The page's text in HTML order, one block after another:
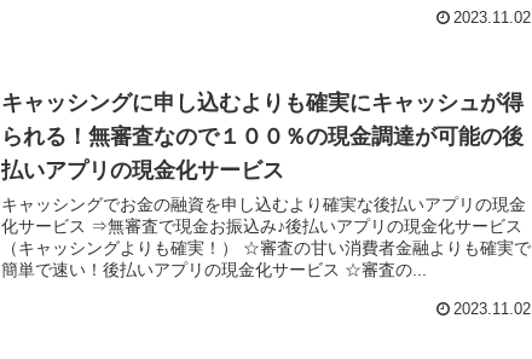
2023.11.02
キャッシングに申し込むよりも確実にキャッシュが得
られる！無審査なので１００％の現金調達が可能の後
払いアプリの現金化サービス
キャッシングでお金の融資を申し込むより確実な後払いアプリの現金
化サービス ⇒無審査で現金お振込み♪後払いアプリの現金化サービス
（キャッシングよりも確実！） ☆審査の甘い消費者金融よりも確実で
簡単で速い！後払いアプリの現金化サービス ☆審査の...
2023.11.02